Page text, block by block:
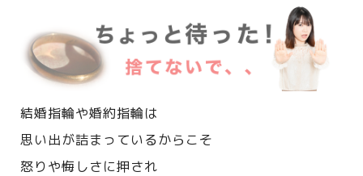
結婚指輪や婚約指輪は
思い出が詰まっているからこそ
怒りや悔しさに押され